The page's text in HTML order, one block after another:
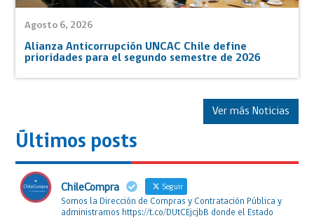
Agosto 6, 2026
Alianza Anticorrupción UNCAC Chile define
prioridades para el segundo semestre de 2026
Ver más Noticias
Últimos posts
ChileCompra Seguir
Somos la Dirección de Compras y Contratación Pública y
administramos https://t.co/DUtCEjcjbB donde el Estado